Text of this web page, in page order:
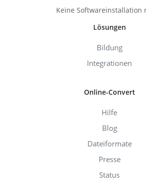
Keine Softwareinstallation
Lösungen
Bildung
Integrationen
Online-Convert
Hilfe
Blog
Dateiformate
Presse
Status